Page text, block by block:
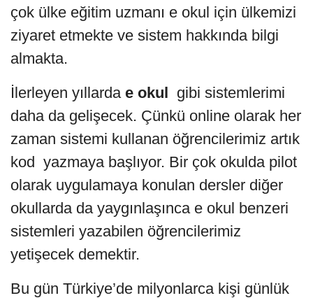
çok ülke eğitim uzmanı e okul için ülkemizi
ziyaret etmekte ve sistem hakkında bilgi
almakta.
İlerleyen yıllarda e okul gibi sistemlerimi
daha da gelişecek. Çünkü online olarak her
zaman sistemi kullanan öğrencilerimiz artık
kod yazmaya başlıyor. Bir çok okulda pilot
olarak uygulamaya konulan dersler diğer
okullarda da yaygınlaşınca e okul benzeri
sistemleri yazabilen öğrencilerimiz
yetişecek demektir.
Bu gün Türkiye’de milyonlarca kişi günlük